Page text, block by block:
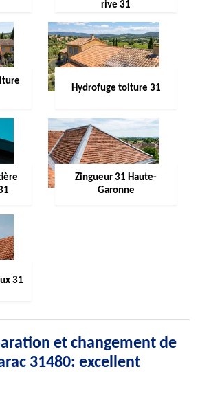
rive 31
Hydrofuge toiture 31
Zingueur 31 Haute-
Garonne
31
et changement de
31480: excellent